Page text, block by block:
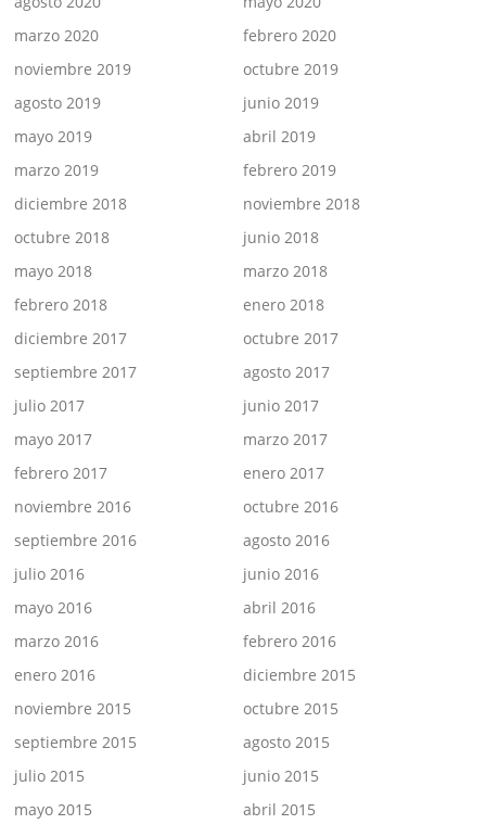
marzo 2020
febrero 2020
noviembre 2019
octubre 2019
agosto 2019
junio 2019
mayo 2019
abril 2019
marzo 2019
febrero 2019
diciembre 2018
noviembre 2018
octubre 2018
junio 2018
mayo 2018
marzo 2018
febrero 2018
enero 2018
diciembre 2017
octubre 2017
septiembre 2017
agosto 2017
julio 2017
junio 2017
mayo 2017
marzo 2017
febrero 2017
enero 2017
noviembre 2016
octubre 2016
septiembre 2016
agosto 2016
julio 2016
junio 2016
mayo 2016
abril 2016
marzo 2016
febrero 2016
enero 2016
diciembre 2015
noviembre 2015
octubre 2015
septiembre 2015
agosto 2015
julio 2015
junio 2015
mayo 2015
abril 2015